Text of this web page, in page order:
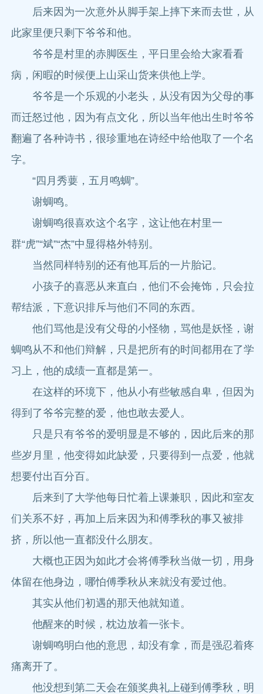
后来因为一次意外从脚手架上摔下来而去世，从
此家里便只剩下爷爷和他。
爷爷是村里的赤脚医生，平日里会给大家看看
病，闲暇的时候便上山采山货来供他上学。
爷爷是一个乐观的小老头，从没有因为父母的事
而迁怒过他，因为有点文化，所以当年他出生时爷爷
翻遍了各种诗书，很珍重地在诗经中给他取了一个名
字。
“四月秀葽，五月鸣蜩”。
谢蜩鸣。
谢蜩鸣很喜欢这个名字，这让他在村里一
群“虎”“斌”“杰”中显得格外特别。
当然同样特别的还有他耳后的一片胎记。
小孩子的喜恶从来直白，他们不会掩饰，只会拉
帮结派，下意识排斥与他们不同的东西。
他们骂他是没有父母的小怪物，骂他是妖怪，谢
蜩鸣从不和他们辩解，只是把所有的时间都用在了学
习上，他的成绩一直都是第一。
在这样的环境下，他从小有些敏感自卑，但因为
得到了爷爷完整的爱，他也敢去爱人。
只是只有爷爷的爱明显是不够的，因此后来的那
些岁月里，他变得如此缺爱，只要得到一点爱，他就
想要付出百分百。
后来到了大学他每日忙着上课兼职，因此和室友
们关系不好，再加上后来因为和傅季秋的事又被排
挤，所以他一直都没什么朋友。
大概也正因为如此才会将傅季秋当做一切，用身
体留在他身边，哪怕傅季秋从来就没有爱过他。
其实从他们初遇的那天他就知道。
他醒来的时候，枕边放着一张卡。
谢蜩鸣明白他的意思，却没有拿，而是强忍着疼
痛离开了。
他没想到第二天会在颁奖典礼上碰到傅季秋，明